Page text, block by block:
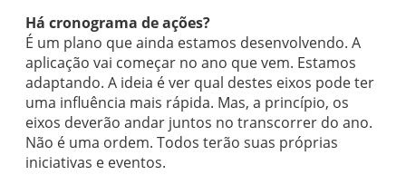
Há cronograma de ações?
É um plano que ainda estamos desenvolvendo. A
aplicação vai começar no ano que vem. Estamos
adaptando. A ideia é ver qual destes eixos pode ter
uma influência mais rápida. Mas, a princípio, os
eixos deverão andar juntos no transcorrer do ano.
Não é uma ordem. Todos terão suas próprias
iniciativas e eventos.